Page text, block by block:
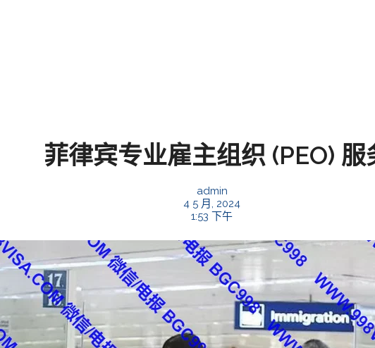
菲律宾专业雇主组织 (PEO) 服
admin
4 5 月, 2024
1:53 下午